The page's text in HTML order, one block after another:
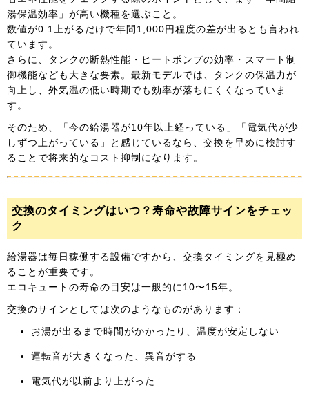
湯保温効率」が高い機種を選ぶこと。
数値が0.1上がるだけで年間1,000円程度の差が出るとも言われ
ています。
さらに、タンクの断熱性能・ヒートポンプの効率・スマート制
御機能なども大きな要素。最新モデルでは、タンクの保温力が
向上し、外気温の低い時期でも効率が落ちにくくなっていま
す。
そのため、「今の給湯器が10年以上経っている」「電気代が少
しずつ上がっている」と感じているなら、交換を早めに検討す
ることで将来的なコスト抑制になります。
交換のタイミングはいつ？寿命や故障サインをチェッ
ク
給湯器は毎日稼働する設備ですから、交換タイミングを見極め
ることが重要です。
エコキュートの寿命の目安は一般的に10〜15年。
交換のサインとしては次のようなものがあります：
お湯が出るまで時間がかかったり、温度が安定しない
運転音が大きくなった、異音がする
電気代が以前より上がった